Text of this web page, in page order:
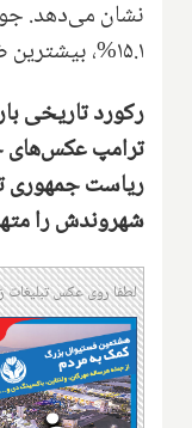
۱۵.۱%، بیشترین ضربه را خورده‌اند.
رکورد تاریخی
ترامپ عکس‌های
ریاست جمهوری
شهروندش را
لطفا روی عکس تبلیغات